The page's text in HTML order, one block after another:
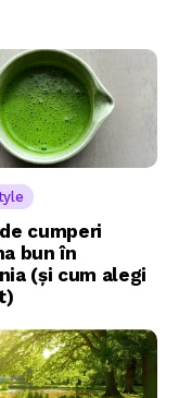
cumperi
bun în
(și cum alegi